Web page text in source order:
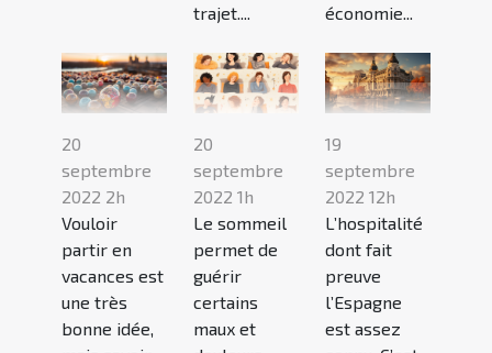
trajet....
économie...
20
septembre
2022 2h
Vouloir
partir en
vacances est
une très
bonne idée,
20
septembre
2022 1h
Le sommeil
permet de
guérir
certains
maux et
19
septembre
2022 12h
L’hospitalité
dont fait
preuve
l’Espagne
est assez